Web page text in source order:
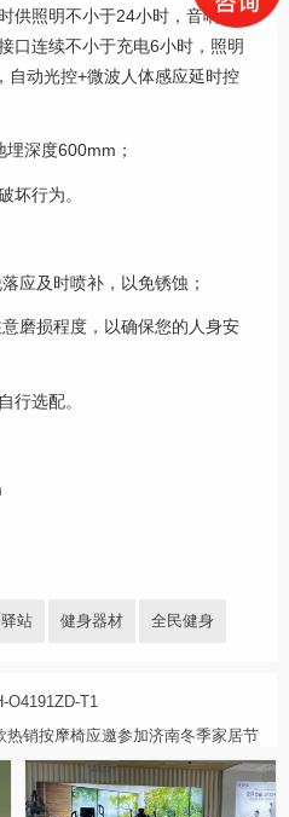
供照明不小于24小时，音响循环
口连续不小于充电6小时，照明
自动光控+微波人体感应延时控
深度600mm；
坏行为。
应及时喷补，以免锈蚀；
磨损程度，以确保您的人身安
行选配。
站 健身器材 全民健身
O4191ZD-T1
热销按摩椅应邀参加济南冬季家居节